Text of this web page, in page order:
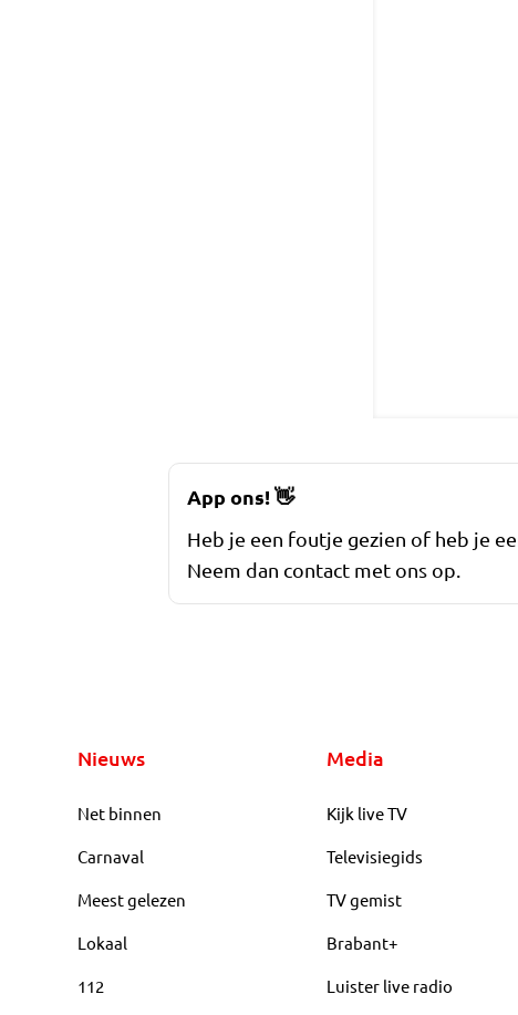
App ons!👋
Heb je een foutje gezien of heb je
Neem dan contact met ons op.
Nieuws
Net binnen
Carnaval
Meest gelezen
Lokaal
112
Media
Kijk live TV
Televisiegids
TV gemist
Brabant+
Luister live radio